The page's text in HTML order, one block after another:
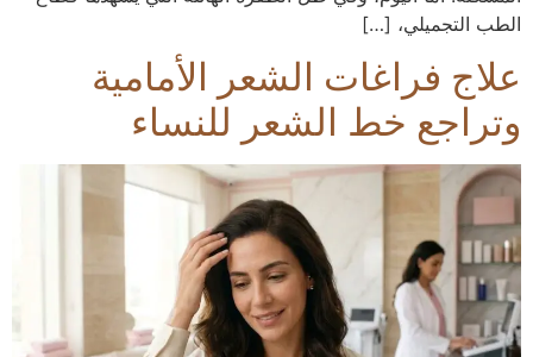
الطب التجميلي، […]
علاج فراغات الشعر الأمامية
وتراجع خط الشعر للنساء